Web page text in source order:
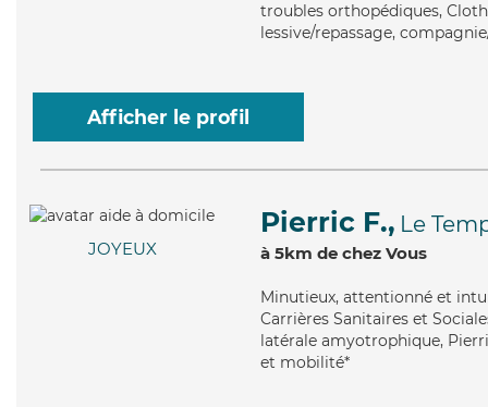
troubles orthopédiques,
lessive/repassage,
Afficher le profil
JOYEUX
Pierric F., Le
à 5km de chez Vous
Minutieux, attentionné et
Carrières Sanitaires et
latérale amyotrophique,
et mobilité*